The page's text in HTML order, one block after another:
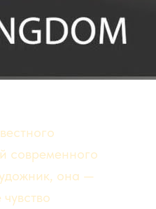
современного
она —